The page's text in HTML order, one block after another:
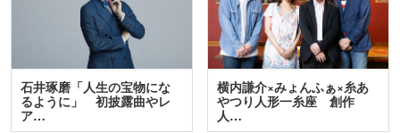
石井琢磨「人生の宝物にな
るように」 初披露曲やレ
ア…
横内謙介×みょんふぁ×糸あ
やつり人形一糸座 創作
人…